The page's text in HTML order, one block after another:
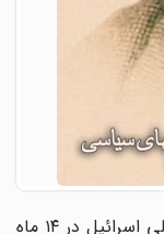
پس از تأسیس و اعلام موجودیت دولت جعلی اسرائیل در ۱۴ ماه